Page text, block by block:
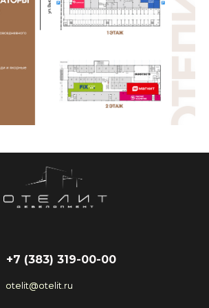
otelit@otelit.ru
otelit@otelit.ru
+7 (383) 319-00-00